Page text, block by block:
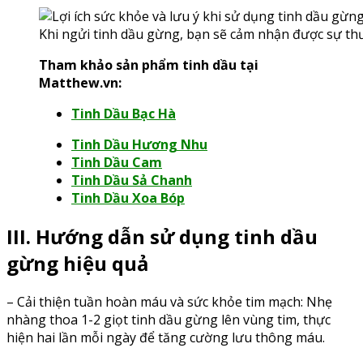
Khi ngửi tinh dầu gừng, bạn sẽ cảm nhận được sự
Tham khảo sản phẩm tinh dầu tại
Matthew.vn:
Tinh Dầu Bạc Hà
Tinh Dầu Hương Nhu
Tinh Dầu Cam
Tinh Dầu Sả Chanh
Tinh Dầu Xoa Bóp
III. Hướng dẫn sử dụng tinh dầu
gừng hiệu quả
– Cải thiện tuần hoàn máu và sức khỏe tim mạch: Nhẹ
nhàng thoa 1-2 giọt tinh dầu gừng lên vùng tim, thực
hiện hai lần mỗi ngày để tăng cường lưu thông máu.